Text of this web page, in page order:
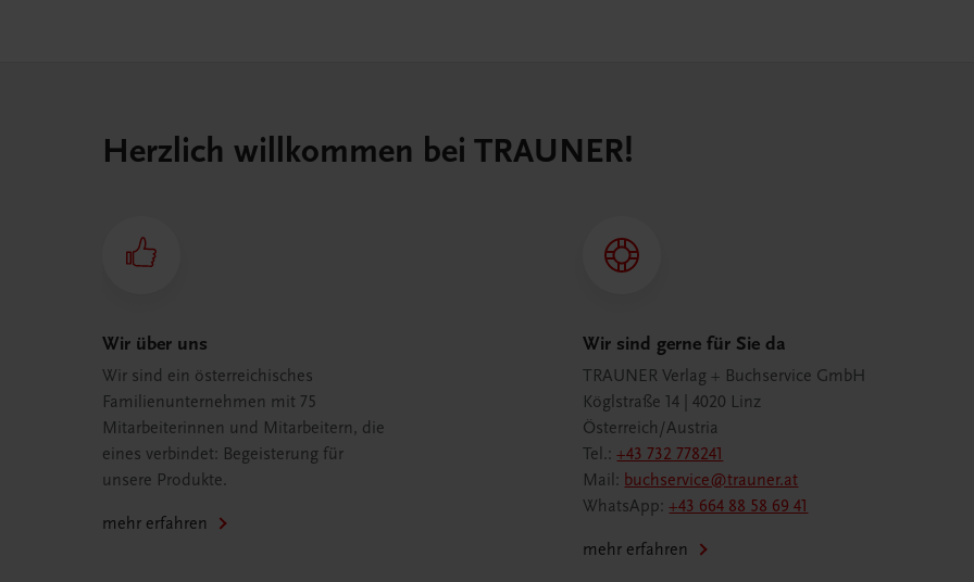
Herzlich willkommen bei TRAUNER!
Wir über uns
Wir sind ein österreichisches
Familienunternehmen mit 75
Mitarbeiterinnen und Mitarbeitern, die
eines verbindet: Begeisterung für
unsere Produkte.
mehr erfahren
Wir sind gerne für Sie da
TRAUNER Verlag + Buchservice GmbH
Köglstraße 14 | 4020 Linz
Österreich/Austria
Tel.:+43 732 778241
Mail: buchservice@trauner.at
WhatsApp:+43 664 88 58 69 41
mehr erfahren